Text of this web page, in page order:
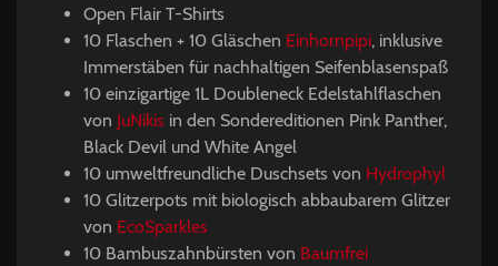
Open Flair T-Shirts
10 Flaschen + 10 Gläschen Einhornpipi, inklusive
Immerstäben für nachhaltigen Seifenblasenspaß
10 einzigartige 1L Doubleneck Edelstahlflaschen
von JuNikis in den Sondereditionen Pink Panther,
Black Devil und White Angel
10 umweltfreundliche Duschsets von Hydrophyl
10 Glitzerpots mit biologisch abbaubarem Glitzer
von EcoSparkles
10 Bambuszahnbürsten von Baumfrei